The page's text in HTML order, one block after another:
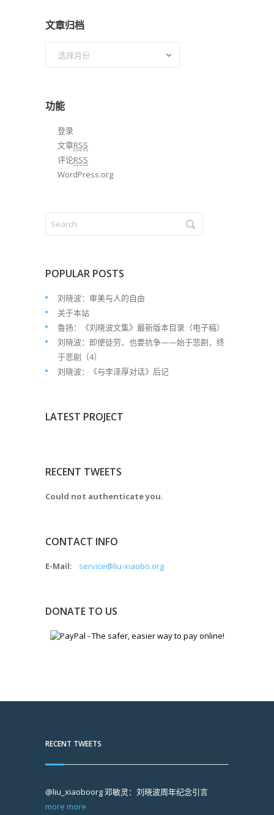
文章归档
功能
登录
文章RSS
评论RSS
WordPress.org
POPULAR POSTS
刘晓波：审美与人的自由
关于本站
鲁扬：《刘晓波文集》最新版本目录（电子稿）
刘晓波：即便徒劳、也要抗争——始于悲剧，终
于悲剧（4）
刘晓波：《与李泽厚对话》后记
LATEST PROJECT
RECENT TWEETS
Could not authenticate you.
CONTACT INFO
E-Mail: service@liu-xiaobo.org
DONATE TO US
RECENT TWEETS
@liu_xiaoboorg邓敏灵：刘晓波周年纪念引言
more more